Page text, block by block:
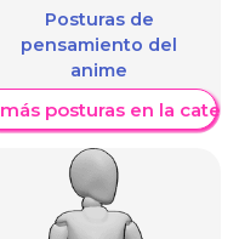
Posturas de
pensamiento del
anime
posturas en la